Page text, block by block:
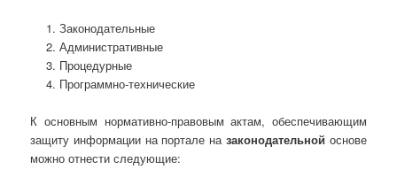
Законодательные
Административные
Процедурные
Программно-технические
К основным нормативно-правовым актам, обеспечивающим
защиту информации на портале назаконодательной основе
можно отнести следующие: